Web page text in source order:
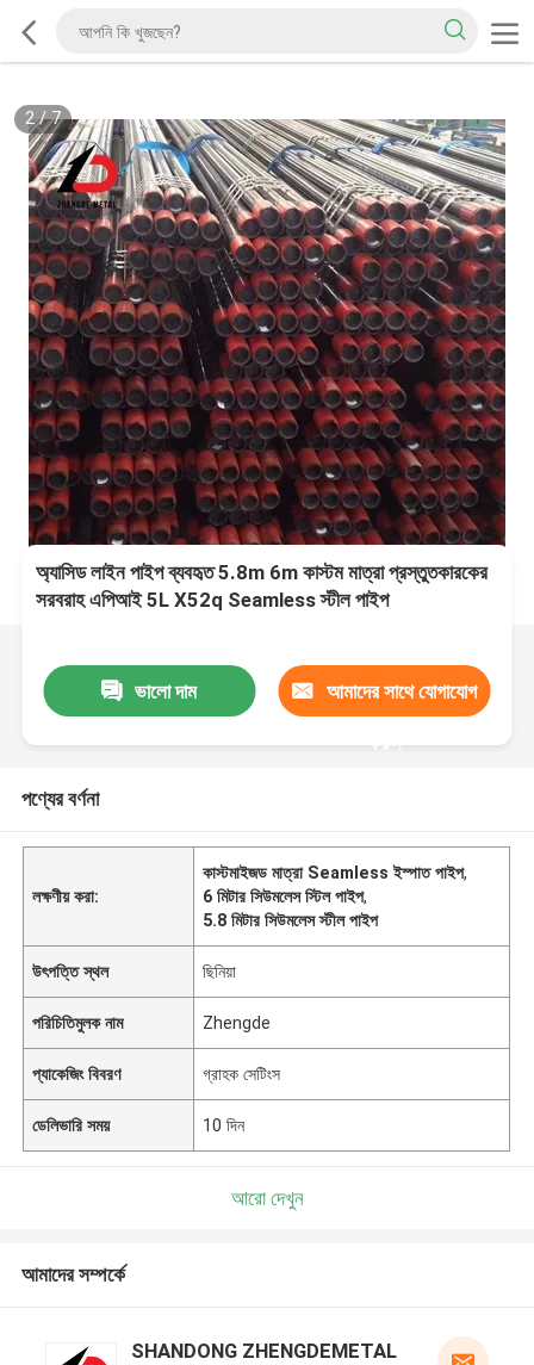
2/7
অ্যাসিড লাইন পাইপ ব্যবহৃত 5.8m 6m কাস্টম মাত্রা প্রস্তুতকারকের
সরবরাহ এপিআই 5L X52q Seamless স্টীল পাইপ
ভালো দাম আমাদের সাথে যোগাযোগ
করুন
পণ্যের বর্ণনা
লক্ষণীয় করা:
কাস্টমাইজড মাত্রা Seamless ইস্পাত পাইপ,
6 মিটার সিউমলেস স্টিল পাইপ,
5.8 মিটার সিউমলেস স্টীল পাইপ
উৎপত্তি স্থল ছিনিয়া
পরিচিতিমুলক নাম Zhengde
প্যাকেজিং বিবরণ গ্রাহক সেটিংস
ডেলিভারি সময় 10 দিন
আরো দেখুন
আমাদের সম্পর্কে
SHANDONG ZHENGDEMETAL